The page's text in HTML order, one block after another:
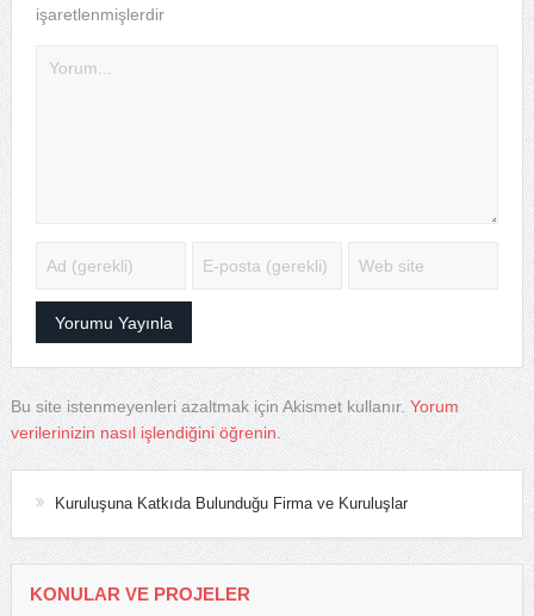
işaretlenmişlerdir
Bu site istenmeyenleri azaltmak için Akismet kullanır. Yorum
verilerinizin nasıl işlendiğini öğrenin.
Kuruluşuna Katkıda Bulunduğu Firma ve Kuruluşlar
KONULAR VE PROJELER